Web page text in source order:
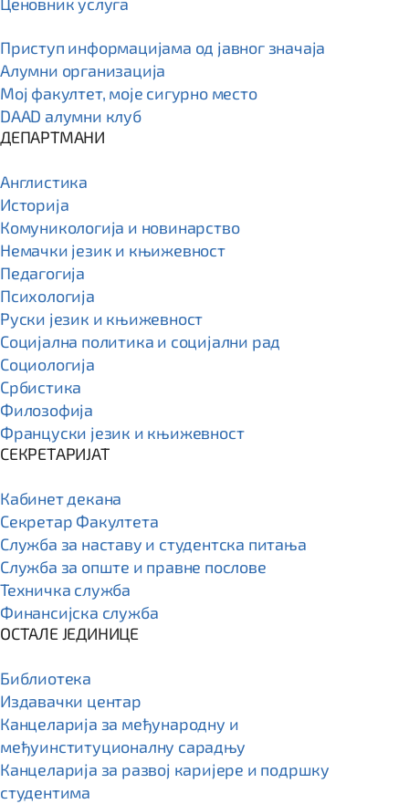
Приступ информацијама од јавног значаја
Алумни организација
Мој факултет, моје сигурно место
DAAD алумни клуб
ДЕПАРТМАНИ
Англистика
Историја
Комуникологија и новинарство
Немачки језик и књижевност
Педагогија
Психологија
Руски језик и књижевност
Социјална политика и социјални рад
Социологија
Србистика
Филозофија
Француски језик и књижевност
СЕКРЕТАРИЈАТ
Кабинет декана
Секретар Факултета
Служба за наставу и студентска питања
Служба за опште и правне послове
Техничка служба
Финансијска служба
ОСТАЛЕ ЈЕДИНИЦЕ
Библиотека
Издавачки центар
Канцеларија за међународну и
међуинституционалну сарадњу
Канцеларија за развој каријере и подршку
студентима